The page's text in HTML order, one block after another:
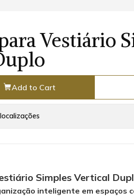
Vestiário
Add to Cart
Simples Vertical
inteligente em espaços